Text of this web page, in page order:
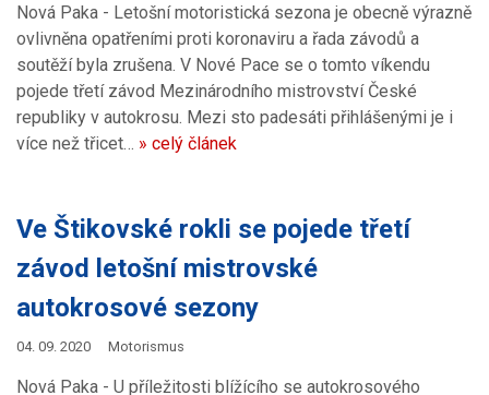
Nová Paka - Letošní motoristická sezona je obecně výrazně
ovlivněna opatřeními proti koronaviru a řada závodů a
soutěží byla zrušena. V Nové Pace se o tomto víkendu
pojede třetí závod Mezinárodního mistrovství České
republiky v autokrosu. Mezi sto padesáti přihlášenými je i
více než třicet… » celý článek
Ve Štikovské rokli se pojede třetí
závod letošní mistrovské
autokrosové sezony
04. 09. 2020 Motorismus
Nová Paka - U příležitosti blížícího se autokrosového